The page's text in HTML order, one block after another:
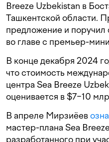
Breeze Uzbekistan в
Ташкентской области.
предложение и поручил
во главе с премьер-
В конце декабря 2024
что стоимость
центра Sea Breeze
оценивается в $7−10
В апреле Мирзиёев
мастер-плана Sea
разработанного при